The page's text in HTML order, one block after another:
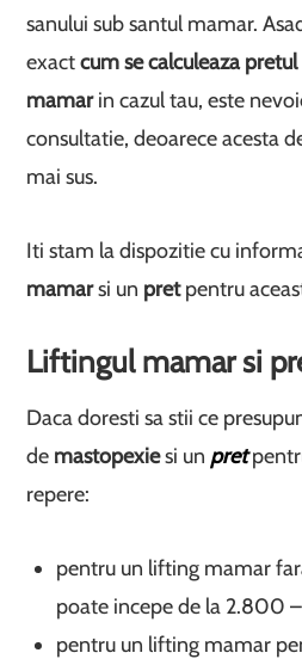
sanului sub santul mamar.
exactcum se calculeaza
mamarin cazul tau, este
consultatie, deoarece acesta
mai sus.
Iti stam la dispozitie cu
mamarsi un pretpentru
Liftingul mamar si
Daca doresti sa stii ce
de mastopexiesi un pret
repere:
pentru un lifting mamar
poate incepe de la 2.800
pentru un lifting mamar